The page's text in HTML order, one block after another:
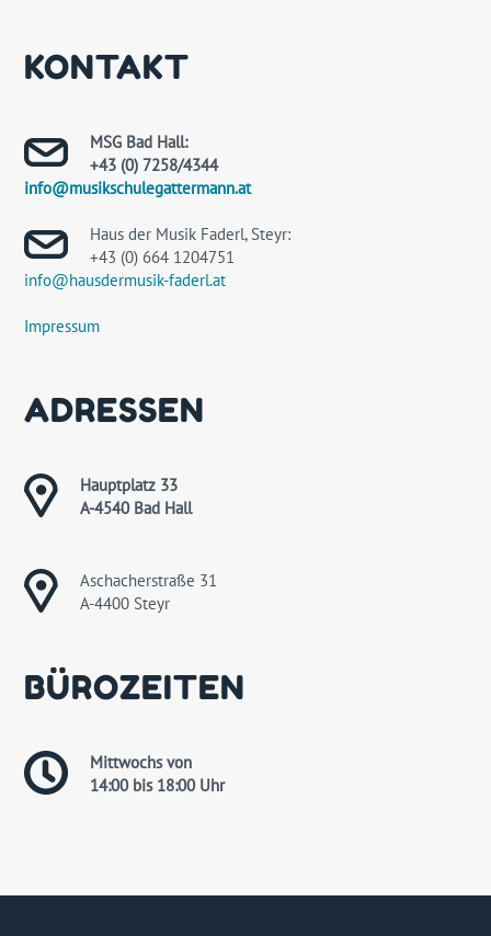
KONTAKT
MSG Bad Hall:
+43 (0) 7258/4344
info@musikschulegattermann.at
Haus der Musik Faderl, Steyr:
+43 (0) 664 1204751
info@hausdermusik-faderl.at
Impressum
ADRESSEN
Hauptplatz 33
A-4540 Bad Hall
Aschacherstraße 31
A-4400 Steyr
BÜROZEITEN
Mittwochs von
14:00 bis 18:00 Uhr